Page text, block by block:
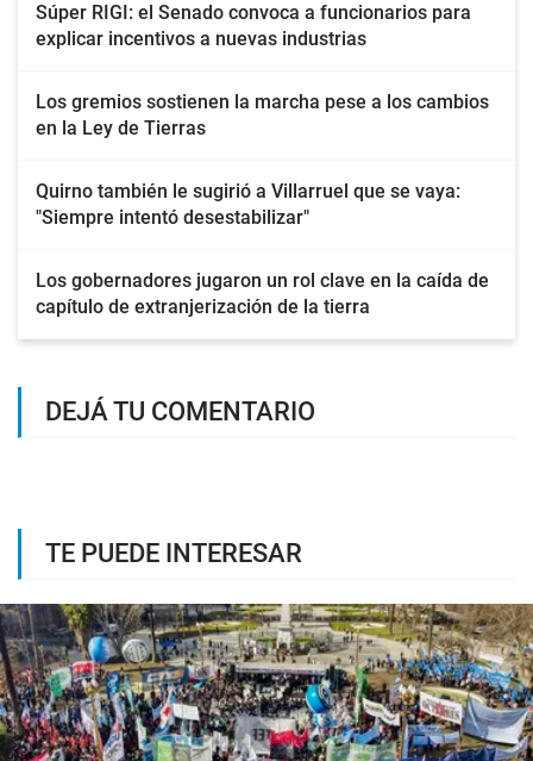
Súper RIGI: el Senado convoca a funcionarios para
explicar incentivos a nuevas industrias
Los gremios sostienen la marcha pese a los cambios
en la Ley de Tierras
Quirno también le sugirió a Villarruel que se vaya:
"Siempre intentó desestabilizar"
Los gobernadores jugaron un rol clave en la caída de
capítulo de extranjerización de la tierra
DEJÁ TU COMENTARIO
TE PUEDE INTERESAR